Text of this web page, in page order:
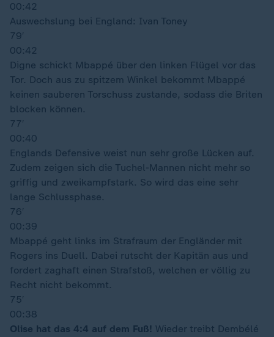
00:42
Auswechslung bei England: Ivan Toney
79′
00:42
Digne schickt Mbappé über den linken Flügel vor das
Tor. Doch aus zu spitzem Winkel bekommt Mbappé
keinen sauberen Torschuss zustande, sodass die Briten
blocken können.
77′
00:40
Englands Defensive weist nun sehr große Lücken auf.
Zudem zeigen sich die Tuchel-Mannen nicht mehr so
griffig und zweikampfstark. So wird das eine sehr
lange Schlussphase.
76′
00:39
Mbappé geht links im Strafraum der Engländer mit
Rogers ins Duell. Dabei rutscht der Kapitän aus und
fordert zaghaft einen Strafstoß, welchen er völlig zu
Recht nicht bekommt.
75′
00:38
Olise hat das 4:4 auf dem Fuß! Wieder treibt Dembélé